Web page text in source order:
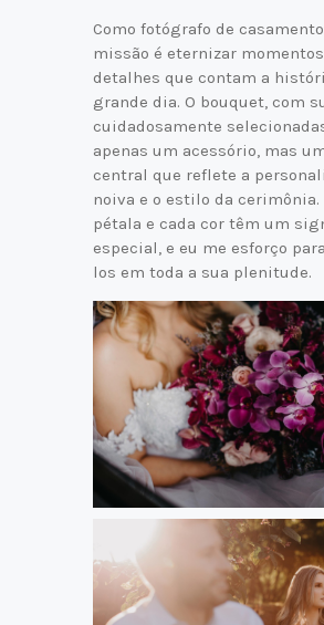
Como fotógrafo de
missão é eternizar
detalhes que contam a
grande dia. O bouquet, com
cuidadosamente
apenas um acessório, mas
central que reflete a
noiva e o estilo da cerimônia.
pétala e cada cor têm um
especial, e eu me esforço
los em toda a sua plenitude.